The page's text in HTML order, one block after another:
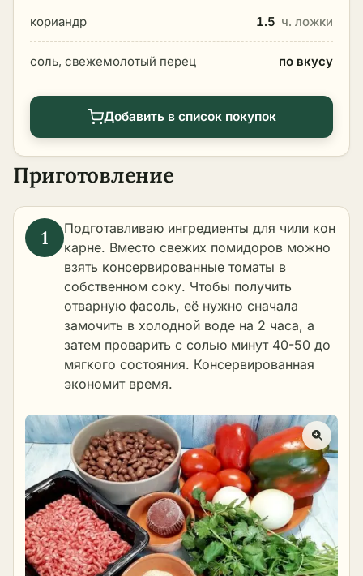
кориандр 1.5 ч. ложки
соль, свежемолотый перец по вкусу
Добавить в список покупок
Приготовление
Подготавливаю ингредиенты для чили кон
карне. Вместо свежих помидоров можно
взять консервированные томаты в
собственном соку. Чтобы получить
отварную фасоль, её нужно сначала
замочить в холодной воде на 2 часа, а
затем проварить с солью минут 40-50 до
мягкого состояния. Консервированная
экономит время.